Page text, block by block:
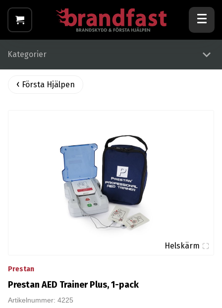
Kategorier
Första Hjälpen
Helskärm
Prestan
Prestan AED Trainer Plus, 1-pack
Artikelnummer: 4225